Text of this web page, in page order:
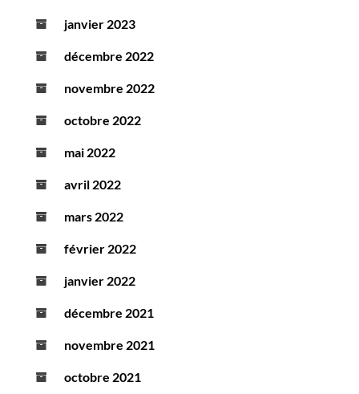
janvier 2023
décembre 2022
novembre 2022
octobre 2022
mai 2022
avril 2022
mars 2022
février 2022
janvier 2022
décembre 2021
novembre 2021
octobre 2021